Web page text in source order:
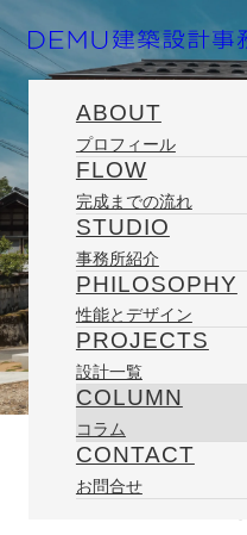
ABOUT
プロフィール
FLOW
完成までの流れ
STUDIO
事務所紹介
PHILOSOPHY
性能とデザイン
PROJECTS
設計一覧
COLUMN
コラム
CONTACT
お問合せ
ホーム
2013/10/06
ごはんカフェ